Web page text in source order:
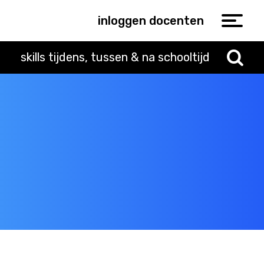
inloggen docenten
skills tijdens, tussen & na schooltijd